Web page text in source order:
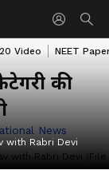
Video NEET
की
News
with Rabri Devi